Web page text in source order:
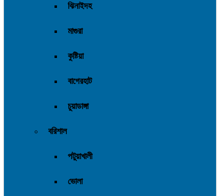
ঝিনাইদহ
মাগুরা
কুষ্টিয়া
বাগেরহাট
চুয়াডাঙ্গা
বরিশাল
পটুয়াখালী
ভোলা